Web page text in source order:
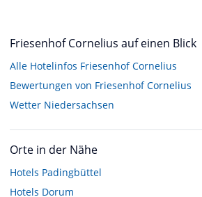
Friesenhof Cornelius auf einen Blick
Alle Hotelinfos Friesenhof Cornelius
Bewertungen von Friesenhof Cornelius
Wetter Niedersachsen
Orte in der Nähe
Hotels Padingbüttel
Hotels Dorum